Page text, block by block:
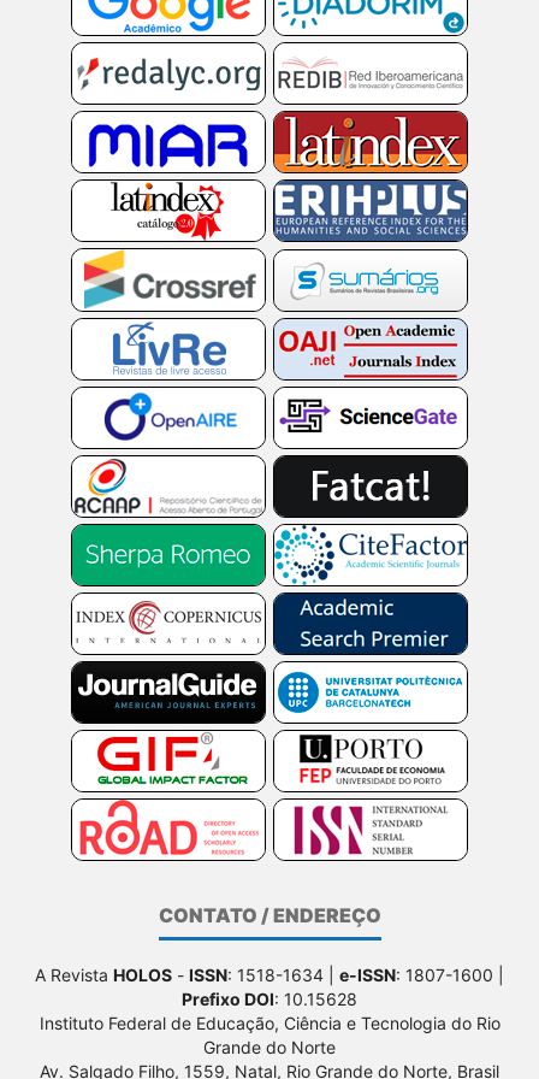
CONTATO / ENDEREÇO
A Revista HOLOS - ISSN: 1518-1634 | e-ISSN: 1807-1600 |
Prefixo DOI: 10.15628
Instituto Federal de Educação, Ciência e Tecnologia do Rio
Grande do Norte
Av. Salgado Filho, 1559, Natal, Rio Grande do Norte, Brasil